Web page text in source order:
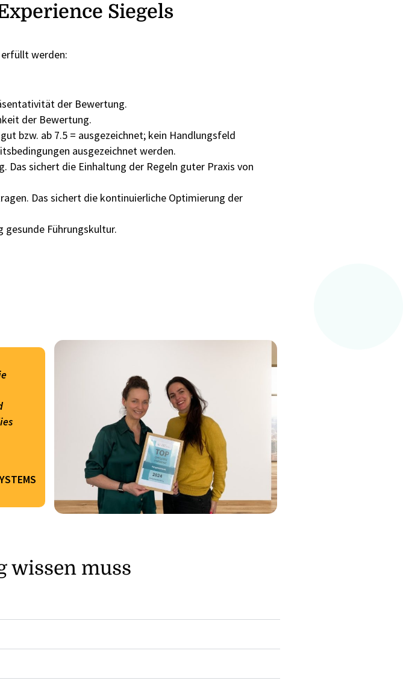
Siegels
erfüllt werden:
der Bewertung.​
der Bewertung.
bzw. ab 7.5 = ausgezeichnet; kein Handlungsfeld
ausgezeichnet werden.
sichert die Einhaltung der Regeln guter Praxis von
Das sichert die kontinuierliche Optimierung der
gesunde Führungskultur.
wissen muss